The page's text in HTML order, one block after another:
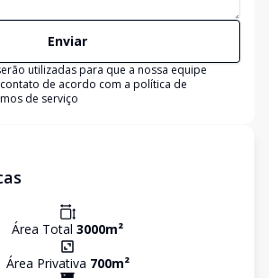
Enviar
utilizadas para que a nossa equipe
de acordo com a política de
de serviço
Área Total 3000m²
Área Privativa 700m²